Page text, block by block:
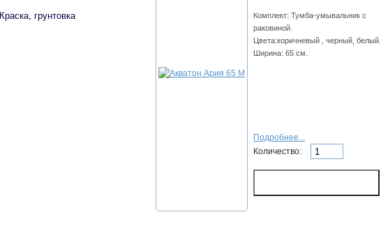
Комплект: Тумба-умывальник с
раковиной.
Цвета:коричневый , черный, белый.
Ширина: 65 см.
Подробнее...
Количество:
Краска, грунтовка